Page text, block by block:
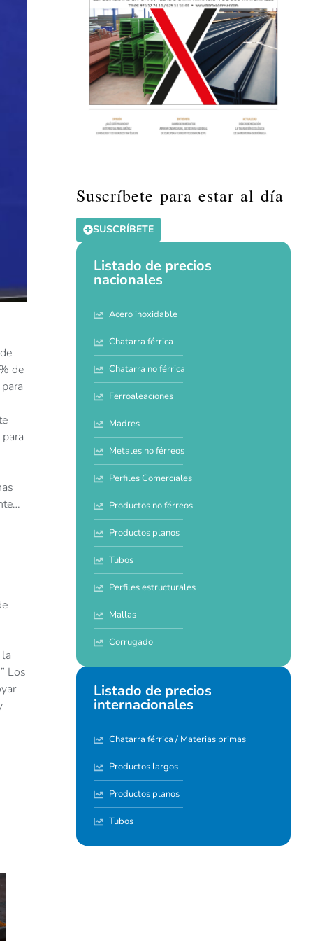
de
Los
Suscríbete para estar al día
SUSCRÍBETE
Listado de precios
nacionales
Acero inoxidable
Chatarra férrica
Chatarra no férrica
Ferroaleaciones
Madres
Metales no férreos
Perfiles Comerciales
Productos no férreos
Productos planos
Tubos
Perfiles estructurales
Mallas
Corrugado
Listado de precios
internacionales
Chatarra férrica / Materias primas
Productos largos
Productos planos
Tubos